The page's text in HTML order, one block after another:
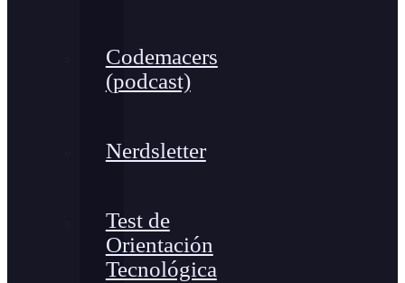
Codemacers
(podcast)
Nerdsletter
Test de
Orientación
Tecnológica